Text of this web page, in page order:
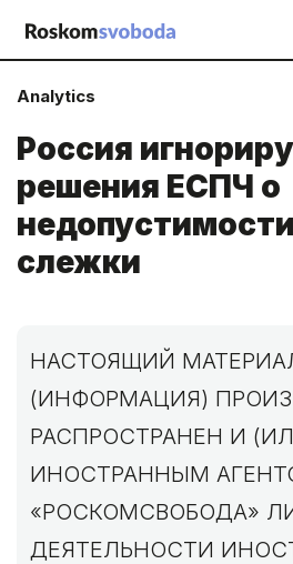
Analytics
Россия
решения ЕСПЧ о
слежки
НАСТОЯЩИЙ
(ИНФОРМАЦИЯ)
РАСПРОСТРАНЕН И
ИНОСТРАННЫМ
«РОСКОМСВОБОДА»
ДЕЯТЕЛЬНОСТИ